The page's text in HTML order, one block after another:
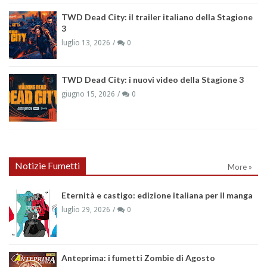
TWD Dead City: il trailer italiano della Stagione
3
luglio 13, 2026 0
TWD Dead City: i nuovi video della Stagione 3
giugno 15, 2026 0
Notizie Fumetti More »
Eternità e castigo: edizione italiana per il manga
luglio 29, 2026 0
Anteprima: i fumetti Zombie di Agosto